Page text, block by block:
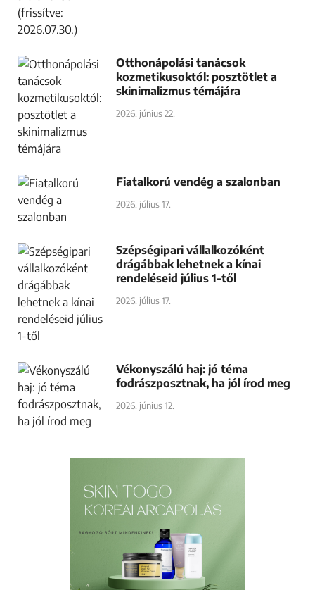
Otthonápolási tanácsok
kozmetikusoktól: posztötlet a
skinimalizmus témájára
2026. június 22.
Fiatalkorú vendég a szalonban
2026. július 17.
Szépségipari vállalkozóként
drágábbak lehetnek a kínai
rendeléseid július 1-től
2026. július 17.
Vékonyszálú haj: jó téma
fodrászposztnak, ha jól írod meg
2026. június 12.